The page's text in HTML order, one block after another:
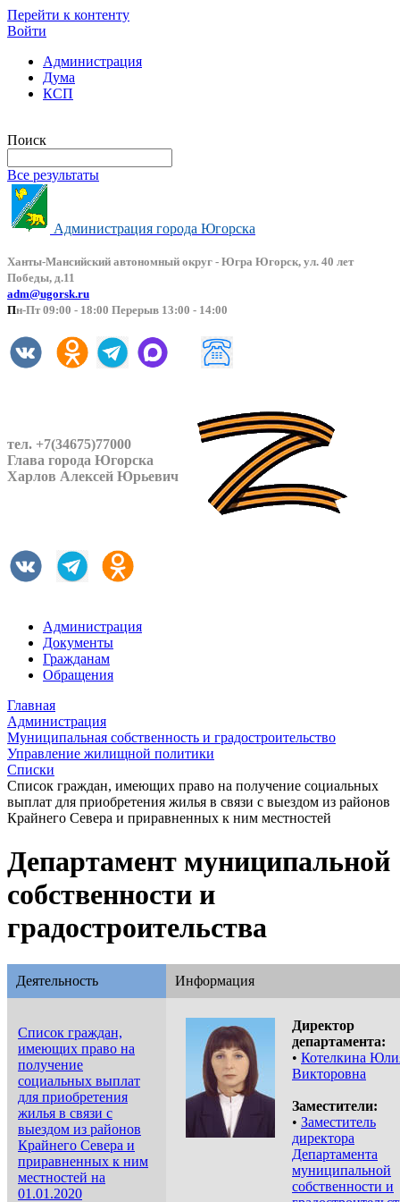
Перейти к контенту
Войти
Администрация
Дума
КСП
Поиск
Все результаты
Администрация города Югорска
Ханты-Мансийский автономный округ - Югра Югорск, ул. 40 лет
Победы, д.11
adm@ugorsk.ru
Пн-Пт 09:00 - 18:00 Перерыв 13:00 - 14:00
тел. +7(34675)77000
Глава города Югорска
Харлов Алексей Юрьевич
Администрация
Документы
Гражданам
Обращения
Главная
Администрация
Муниципальная собственность и градостроительство
Управление жилищной политики
Списки
Список граждан, имеющих право на получение социальных
выплат для приобретения жилья в связи с выездом из районов
Крайнего Севера и приравненных к ним местностей
Департамент муниципальной
собственности и
градостроительства
Деятельность Информация
Список граждан,
имеющих право на
получение
социальных выплат
для приобретения
жилья в связи с
выездом из районов
Крайнего Севера и
приравненных к ним
местностей на
01.01.2020
Директор
департамента:
• Котелкина
Викторовна
Заместители:
• Заместитель
директора
Департамента
муниципальной
собственности и